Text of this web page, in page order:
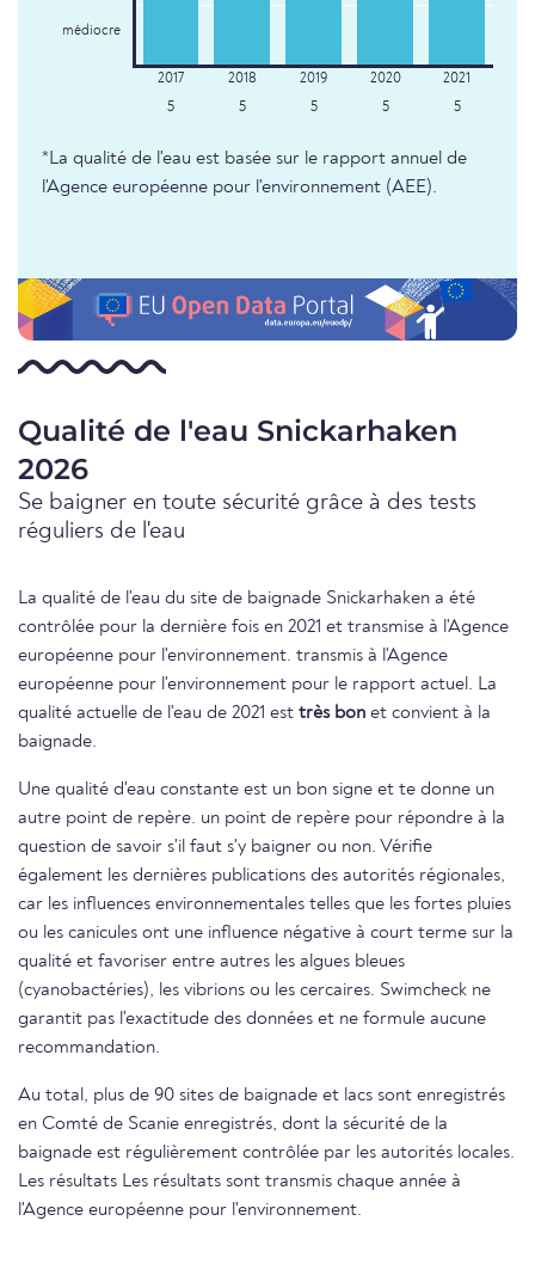
médiocre
5 5 5 5 5
*La qualité de l'eau est basée sur le rapport annuel de
l'Agence européenne pour l'environnement (AEE).
Qualité de l'eau Snickarhaken
2026
Se baigner en toute sécurité grâce à des tests
réguliers de l'eau
La qualité de l'eau du site de baignade Snickarhaken a été
contrôlée pour la dernière fois en 2021 et transmise à l'Agence
européenne pour l'environnement. transmis à l'Agence
européenne pour l'environnement pour le rapport actuel. La
qualité actuelle de l'eau de 2021 est très bon et convient à la
baignade.
Une qualité d'eau constante est un bon signe et te donne un
autre point de repère. un point de repère pour répondre à la
question de savoir s'il faut s'y baigner ou non. Vérifie
également les dernières publications des autorités régionales,
car les influences environnementales telles que les fortes pluies
ou les canicules ont une influence négative à court terme sur la
qualité et favoriser entre autres les algues bleues
(cyanobactéries), les vibrions ou les cercaires. Swimcheck ne
garantit pas l'exactitude des données et ne formule aucune
recommandation.
Au total, plus de 90 sites de baignade et lacs sont enregistrés
en Comté de Scanie enregistrés, dont la sécurité de la
baignade est régulièrement contrôlée par les autorités locales.
Les résultats Les résultats sont transmis chaque année à
l'Agence européenne pour l'environnement.